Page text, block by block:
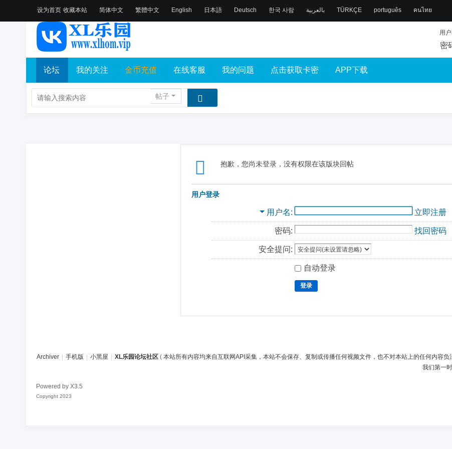
设为首页 收藏本站 简体中文 繁體中文 English 日本語 Deutsch 한국 사람 بالعربية TÜRKÇE português คนไทย
用
密
论坛 我的关注 金币充值 在线客服 我的问题 点击获取卡密 APP下载
帖子
抱歉，您尚未登录，没有权限在该版块回帖
用户登录
用户名 立即注册
密码: 找回密码
安全提问:
自动登录
登录
Archiver 手机版 小黑屋 XL乐园论坛社区 ( 本站所有内容均来自互联网API采集，本站不会保存、复制或传播任何视频文件，也不对本站上的任何内容
我们第一
Powered by X3.5
Copyright 2023